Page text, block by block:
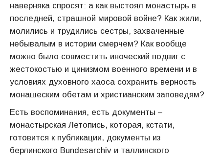
наверняка спросят: а как выстоял монастырь в
последней, страшной мировой войне? Как жили,
молились и трудились сестры, захваченные
небывалым в истории смерчем? Как вообще
можно было совместить иноческий подвиг с
жестокостью и цинизмом военного времени и в
условиях духовного хаоса сохранить верность
монашеским обетам и христианским заповедям?
Есть воспоминания, есть документы –
монастырская Летопись, которая, кстати,
готовится к публикации, документы из
берлинского Вundesarchiv и таллинского